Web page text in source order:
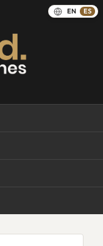
EN ES